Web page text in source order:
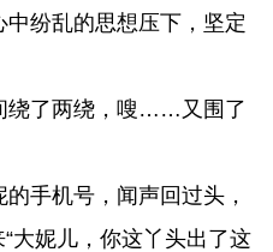
纷乱的思想压下，坚定
绕了两绕，嗖……又围了
手机号，闻声回过头，
大妮儿，你这丫头出了这